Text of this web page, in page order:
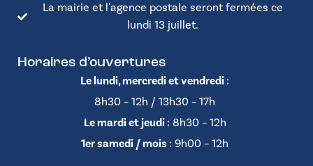
La mairie et l'agence postale seront fermées ce
lundi 13 juillet.
Horaires d’ouvertures
Le lundi, mercredi et vendredi :
8h30 – 12h / 13h30 – 17h
Le mardi et jeudi :8h30 – 12h
1er samedi / mois : 9h00 – 12h